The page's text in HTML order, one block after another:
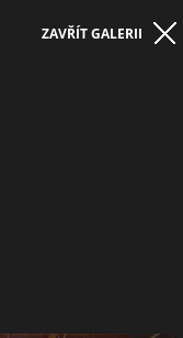
ZAVŘÍT GALERII